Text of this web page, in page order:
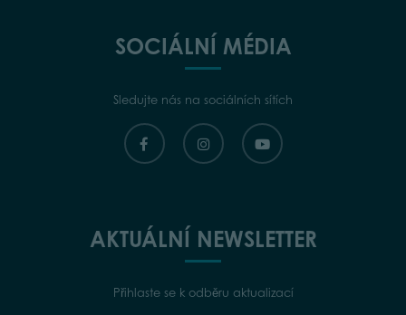
SOCIÁLNÍ MÉDIA
Sledujte nás na sociálních sítích
AKTUÁLNÍ NEWSLETTER
Přihlaste se k odběru aktualizací